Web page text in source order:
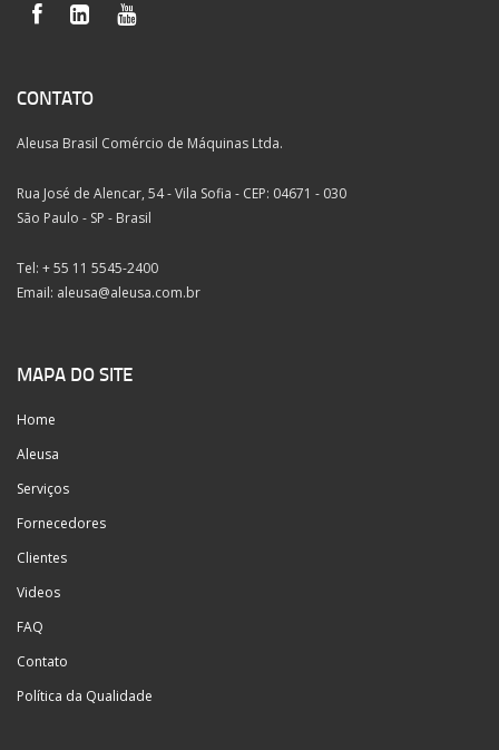
CONTATO
Aleusa Brasil Comércio de Máquinas Ltda.
Rua José de Alencar, 54 - Vila Sofia - CEP: 04671 - 030
São Paulo - SP - Brasil
Tel: + 55 11 5545-2400
Email: aleusa@aleusa.com.br
MAPA DO SITE
Home
Aleusa
Serviços
Fornecedores
Clientes
Videos
FAQ
Contato
Política da Qualidade